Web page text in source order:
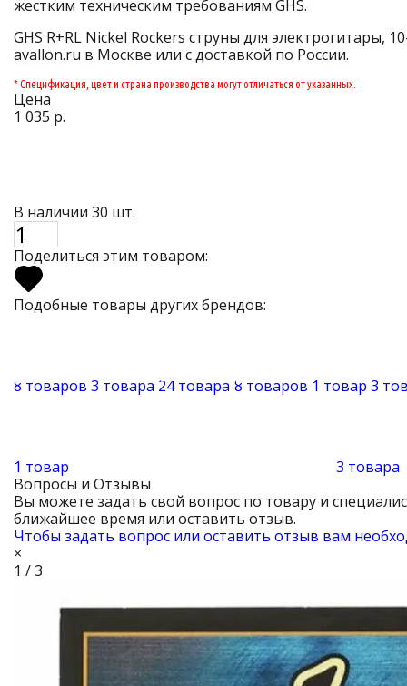
жестким техническим требованиям GHS.
GHS R+RL Nickel Rockers струны для электрогитары,
avallon.ru в Москве или с доставкой по России.
* Спецификация, цвет и страна производства могут отличаться от указанных.
Цена
1 035 р.
В наличии 30 шт.
Поделиться этим товаром:
Подобные товары других брендов:
8 товаров 3 товара 24 товара 8 товаров 1 товар 3
1 товар
3 товара
Вопросы и Отзывы
Вы можете задать свой вопрос по товару и
ближайшее время или оставить отзыв.
Чтобы задать вопрос или оставить отзыв вам
×
1 / 3